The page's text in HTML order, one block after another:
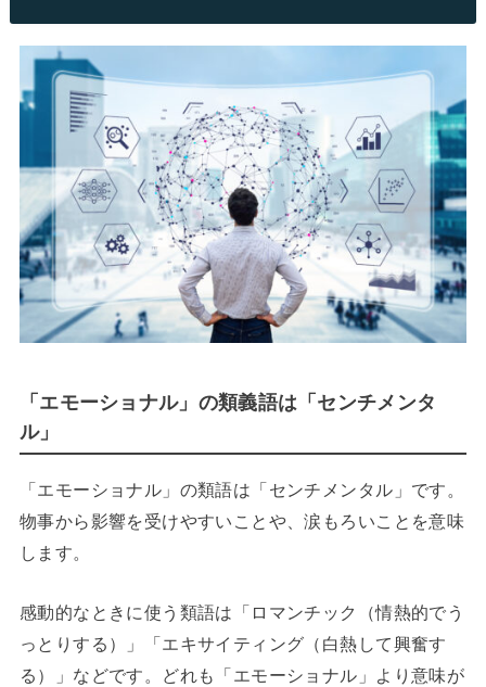
「エモーショナル」の類義語は「センチメンタ
ル」
「エモーショナル」の類語は「センチメンタル」です。
物事から影響を受けやすいことや、涙もろいことを意味
します。
感動的なときに使う類語は「ロマンチック（情熱的でう
っとりする）」「エキサイティング（白熱して興奮す
る）」などです。どれも「エモーショナル」より意味が